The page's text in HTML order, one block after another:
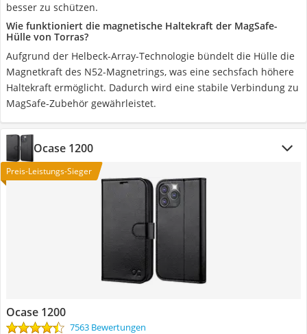
besser zu schützen.
Wie funktioniert die magnetische Haltekraft der MagSafe-
Hülle von Torras?
Aufgrund der Helbeck-Array-Technologie bündelt die Hülle die
Magnetkraft des N52-Magnetrings, was eine sechsfach höhere
Haltekraft ermöglicht. Dadurch wird eine stabile Verbindung zu
MagSafe-Zubehör gewährleistet.
Ocase 1200
Preis-Leistungs-Sieger
Ocase 1200
7563 Bewertungen